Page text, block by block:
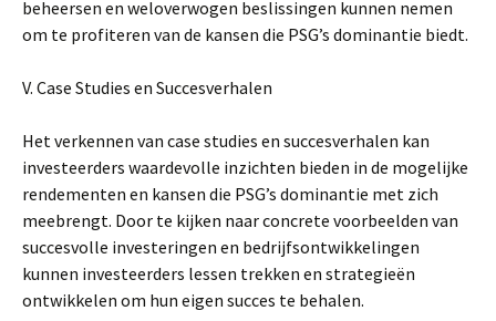
beheersen en weloverwogen beslissingen kunnen nemen
om te profiteren van de kansen die PSG’s dominantie biedt.
V. Case Studies en Succesverhalen
Het verkennen van case studies en succesverhalen kan
investeerders waardevolle inzichten bieden in de mogelijke
rendementen en kansen die PSG’s dominantie met zich
meebrengt. Door te kijken naar concrete voorbeelden van
succesvolle investeringen en bedrijfsontwikkelingen
kunnen investeerders lessen trekken en strategieën
ontwikkelen om hun eigen succes te behalen.